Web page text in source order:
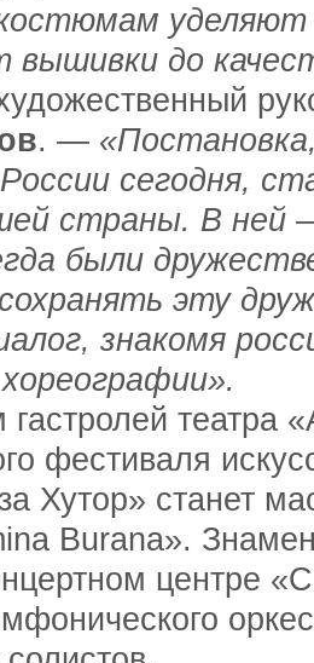
уделяют
до
. —
сегодня,
страны. В ней
были
эту
знакомя
театра
фестиваля
Хутор» станет
Burana».
центре